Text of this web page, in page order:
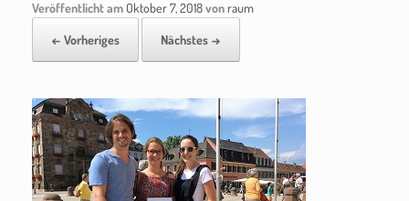
Veröffentlicht am Oktober 7, 2018vonraum
← Vorheriges Nächstes →